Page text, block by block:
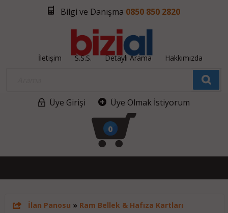
Bilgi ve Danışma 0850 850 2820
İletişim S.S.S. Detaylı Arama Hakkımızda
Üye Girişi Üye Olmak İstiyorum
0
İlan Panosu » Ram Bellek & Hafıza Kartları